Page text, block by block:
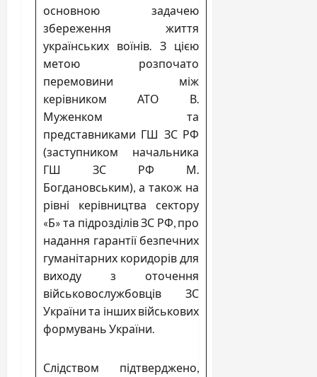
основною задачею
збереження життя
українських воїнів. З цією
метою розпочато
перемовини між
керівником АТО В.
Муженком та
представниками ГШ ЗС РФ
(заступником начальника
ГШ ЗС РФ М.
Богдановським), а також на
рівні керівництва сектору
«Б» та підрозділів ЗС РФ, про
надання гарантії безпечних
гуманітарних коридорів для
виходу з оточення
військовослужбовців ЗС
України та інших військових
формувань України.
Слідством підтверджено,